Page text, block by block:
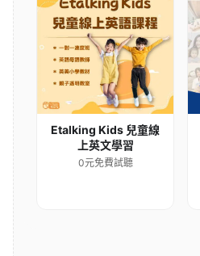
Etalking Kids 兒童線
上英文學習
0元免費試聽